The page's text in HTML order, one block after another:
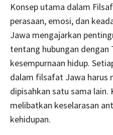
Konsep utama dalam
perasaan, emosi, dan
Jawa mengajarkan
tentang hubungan dengan
kesempurnaan hidup.
dalam filsafat Jawa harus
dipisahkan satu sama lain.
melibatkan keselarasan
kehidupan.